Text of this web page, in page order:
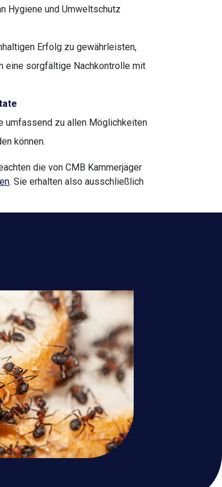
Hygiene und Umweltschutz
Erfolg zu gewährleisten,
eine sorgfältige Nachkontrolle mit
umfassend zu allen Möglichkeiten
können.
die von CMB Kammerjäger
. Sie erhalten also ausschließlich